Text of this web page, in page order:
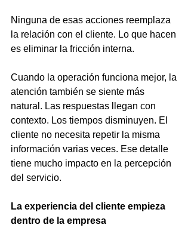
Ninguna de esas acciones reemplaza
la relación con el cliente. Lo que hacen
es eliminar la fricción interna.
Cuando la operación funciona mejor, la
atención también se siente más
natural. Las respuestas llegan con
contexto. Los tiempos disminuyen. El
cliente no necesita repetir la misma
información varias veces. Ese detalle
tiene mucho impacto en la percepción
del servicio.
La experiencia del cliente empieza
dentro de la empresa